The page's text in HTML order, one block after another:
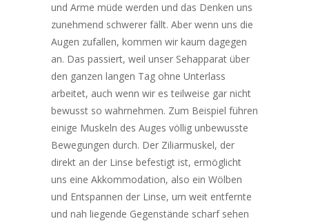
und Arme müde werden und das Denken uns
zunehmend schwerer fällt. Aber wenn uns die
Augen zufallen, kommen wir kaum dagegen
an. Das passiert, weil unser Sehapparat über
den ganzen langen Tag ohne Unterlass
arbeitet, auch wenn wir es teilweise gar nicht
bewusst so wahrnehmen. Zum Beispiel führen
einige Muskeln des Auges völlig unbewusste
Bewegungen durch. Der Ziliarmuskel, der
direkt an der Linse befestigt ist, ermöglicht
uns eine Akkommodation, also ein Wölben
und Entspannen der Linse, um weit entfernte
und nah liegende Gegenstände scharf sehen